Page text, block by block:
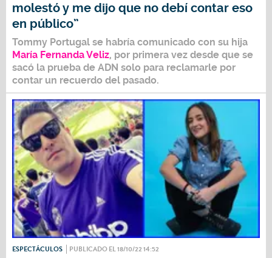
molestó y me dijo que no debí contar eso
en público”
Tommy Portugal se habría comunicado con su hija
María Fernanda Veliz, por primera vez desde que se
sacó la prueba de ADN solo para reclamarle por
contar un recuerdo del pasado.
ESPECTÁCULOS PUBLICADO EL 18/10/22 14:52